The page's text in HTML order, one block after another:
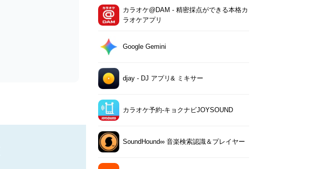
カラオケ@DAM - 精密採点ができる本格カ
ラオケアプリ
Google Gemini
djay - DJ アプリ& ミキサー
カラオケ予約-キョクナビJOYSOUND
SoundHound∞ 音楽検索認識＆プレイヤー